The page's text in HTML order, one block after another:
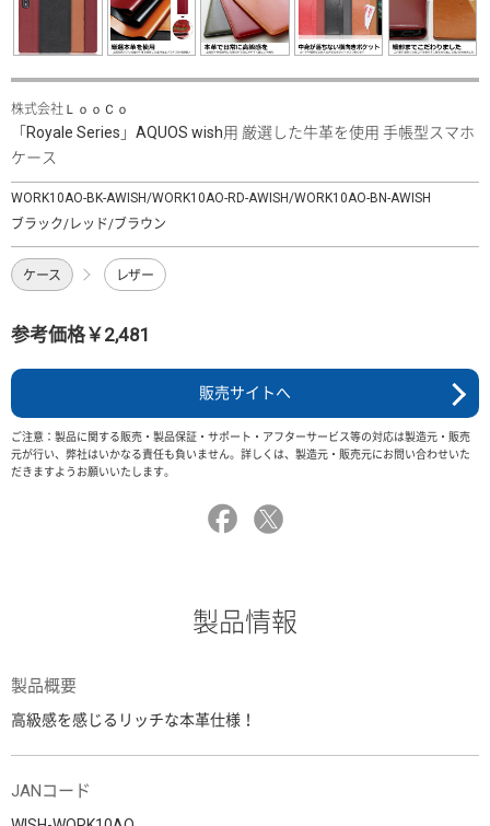
株式会社ＬｏｏＣｏ
「Royale Series」AQUOS wish用 厳選した牛革を使用 手帳型スマホ
ケース
WORK10AO-BK-AWISH/WORK10AO-RD-AWISH/WORK10AO-BN-AWISH
ブラック/レッド/ブラウン
ケース レザー
参考価格￥2,481
販売サイトへ
ご注意：製品に関する販売・製品保証・サポート・アフターサービス等の対応は製造元・販売
元が行い、弊社はいかなる責任も負いません。詳しくは、製造元・販売元にお問い合わせいた
だきますようお願いいたします。
製品情報
製品概要
高級感を感じるリッチな本革仕様！
JANコード